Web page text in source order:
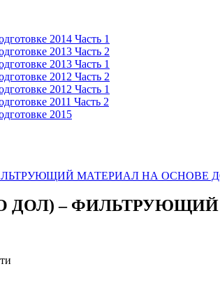
2014 Часть 1
2013 Часть 2
2013 Часть 1
2012 Часть 2
2012 Часть 1
2011 Часть 2
2015
МАТЕРИАЛ НА ОСНОВЕ
ДОЛ) –